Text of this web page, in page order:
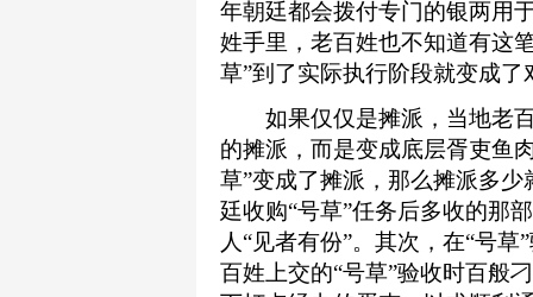
年朝廷都会拨付专门的银两用
姓手里，老百姓也不知道有这
草”到了实际执行阶段就变成
如果仅仅是摊派，当地老百
的摊派，而是变成底层胥吏鱼
草”变成了摊派，那么摊派多
廷收购“号草”任务后多收的那
人“见者有份”。其次，在“号
百姓上交的“号草”验收时百般